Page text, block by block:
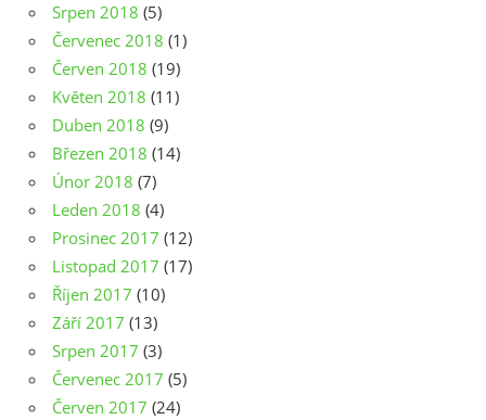
Srpen 2018 (5)
Červenec 2018 (1)
Červen 2018 (19)
Květen 2018 (11)
Duben 2018 (9)
Březen 2018 (14)
Únor 2018 (7)
Leden 2018 (4)
Prosinec 2017 (12)
Listopad 2017 (17)
Říjen 2017 (10)
Září 2017 (13)
Srpen 2017 (3)
Červenec 2017 (5)
Červen 2017 (24)